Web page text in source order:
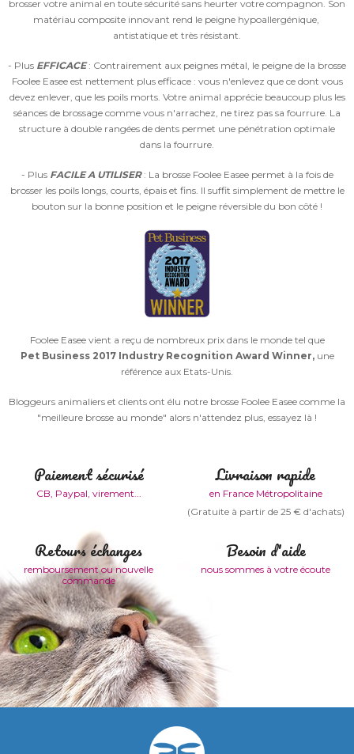
brosser votre animal en toute sécurité sans heurter votre compagnon. Son
matériau composite innovant rend le peigne hypoallergénique,
antistatique et très résistant.
- Plus EFFICACE : Contrairement aux peignes métal, le peigne de la brosse
Foolee Easee est nettement plus efficace : vous n'enlevez que ce dont vous
devez enlever, que les poils morts. Votre animal apprécie beaucoup plus les
séances de brossage comme vous n'arrachez, ne tirez pas sa fourrure. La
structure à double rangées de dents permet une pénétration optimale
dans la fourrure.
- Plus FACILE A UTILISER: La brosse Foolee Easee permet à la fois de
brosser les poils longs, courts, épais et fins. Il suffit simplement de mettre le
bouton sur la bonne position et le peigne réversible du bon côté !
Foolee Easee vient a reçu de nombreux prix dans le monde tel que
Pet Business 2017 Industry Recognition Award Winner,une
référence aux Etats-Unis.
Bloggeurs animaliers et clients ont élu notre brosse Foolee Easee comme la
"meilleure brosse au monde" alors n'attendez plus, essayez là !
Paiement sécurisé
CB, Paypal, virement...
Livraison rapide
en France Métropolitaine
(Gratuite à partir de 25 € d'achats)
Retours échanges
remboursement ou nouvelle
commande
Besoin d'aide
nous sommes à votre écoute